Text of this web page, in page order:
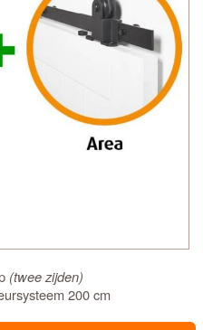
(twee zijden)
200 cm